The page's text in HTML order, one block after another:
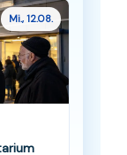
Mi., 12.08.